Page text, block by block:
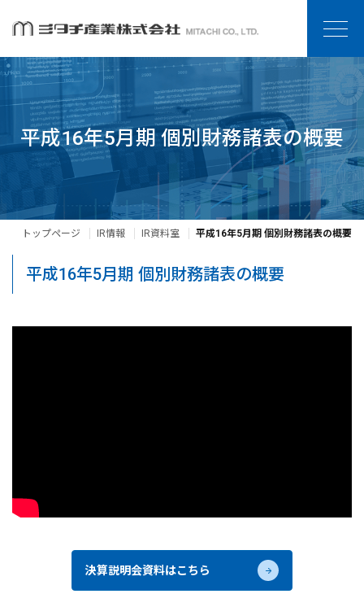
平成16年5月期 個別財務諸表の概要
トップページ IR情報 IR資料室 平成16年5月期 個別財務諸表の概要
平成16年5月期 個別財務諸表の概要
決算説明会資料はこちら